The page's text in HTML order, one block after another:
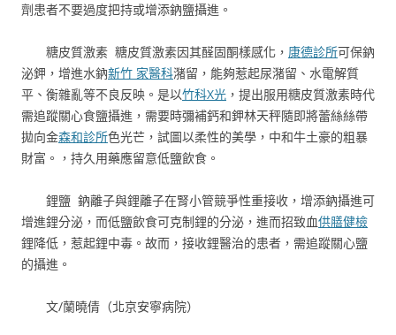
劑患者不要過度把持或增添鈉鹽攝進。
糖皮質激素 糖皮質激素因其醛固酮樣感化， 康德診所可保鈉
泌鉀，增進水鈉新竹 家醫科潴留，能夠惹起尿潴留、水電解質
平、衡雜亂等不良反映。是以竹科X光 ，提出服用糖皮質激素時代
需追蹤關心食鹽攝進，需要時彌補鈣和鉀林天秤隨即將蕾絲絲帶
拋向金森和診所色光芒，試圖以柔性的美學，中和牛土豪的粗暴
財富。，持久用藥應留意低鹽飲食。
鋰鹽 鈉離子與鋰離子在腎小管競爭性重接收，增添鈉攝進可
增進鋰分泌，而低鹽飲食可克制鋰的分泌，進而招致血供膳健檢
鋰降低，惹起鋰中毒。故而，接收鋰醫治的患者，需追蹤關心鹽
的攝進。
文/蘭曉倩（北京安寧病院）